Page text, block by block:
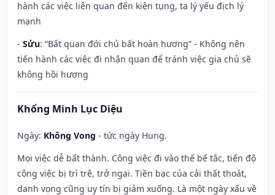
hành các việc liên quan đến kiện tụng, ta lý yếu địch lý
mạnh
- Sửu: “Bất quan đới chủ bất hoàn hương” - Không nên
tiến hành các việc đi nhận quan để tránh việc gia chủ sẽ
không hồi hương
Khổng Minh Lục Diệu
Ngày: Không Vong - tức ngày Hung.
Mọi việc dễ bất thành. Công việc đi vào thế bế tắc, tiến độ
công việc bị trì trệ, trở ngại. Tiền bạc của cải thất thoát,
danh vọng cũng uy tín bị giảm xuống. Là một ngày xấu về